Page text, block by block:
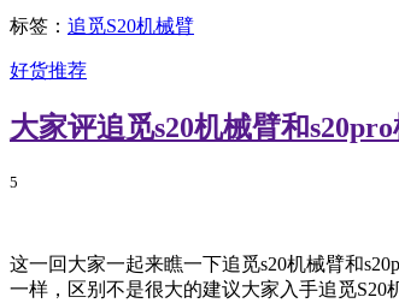
标签： 追觅S20机械臂
好货推荐
大家评追觅s20机械臂和
5
这一回大家一起来瞧一下追觅s20机械臂和
一样，区别不是很大的建议大家入手追觅